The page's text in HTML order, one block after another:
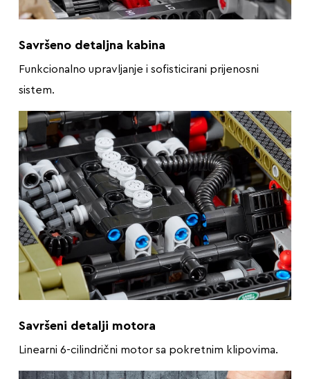
Savršeno detaljna kabina
Funkcionalno upravljanje i sofisticirani prijenosni
sistem.
Savršeni detalji motora
Linearni 6-cilindrični motor sa pokretnim klipovima.